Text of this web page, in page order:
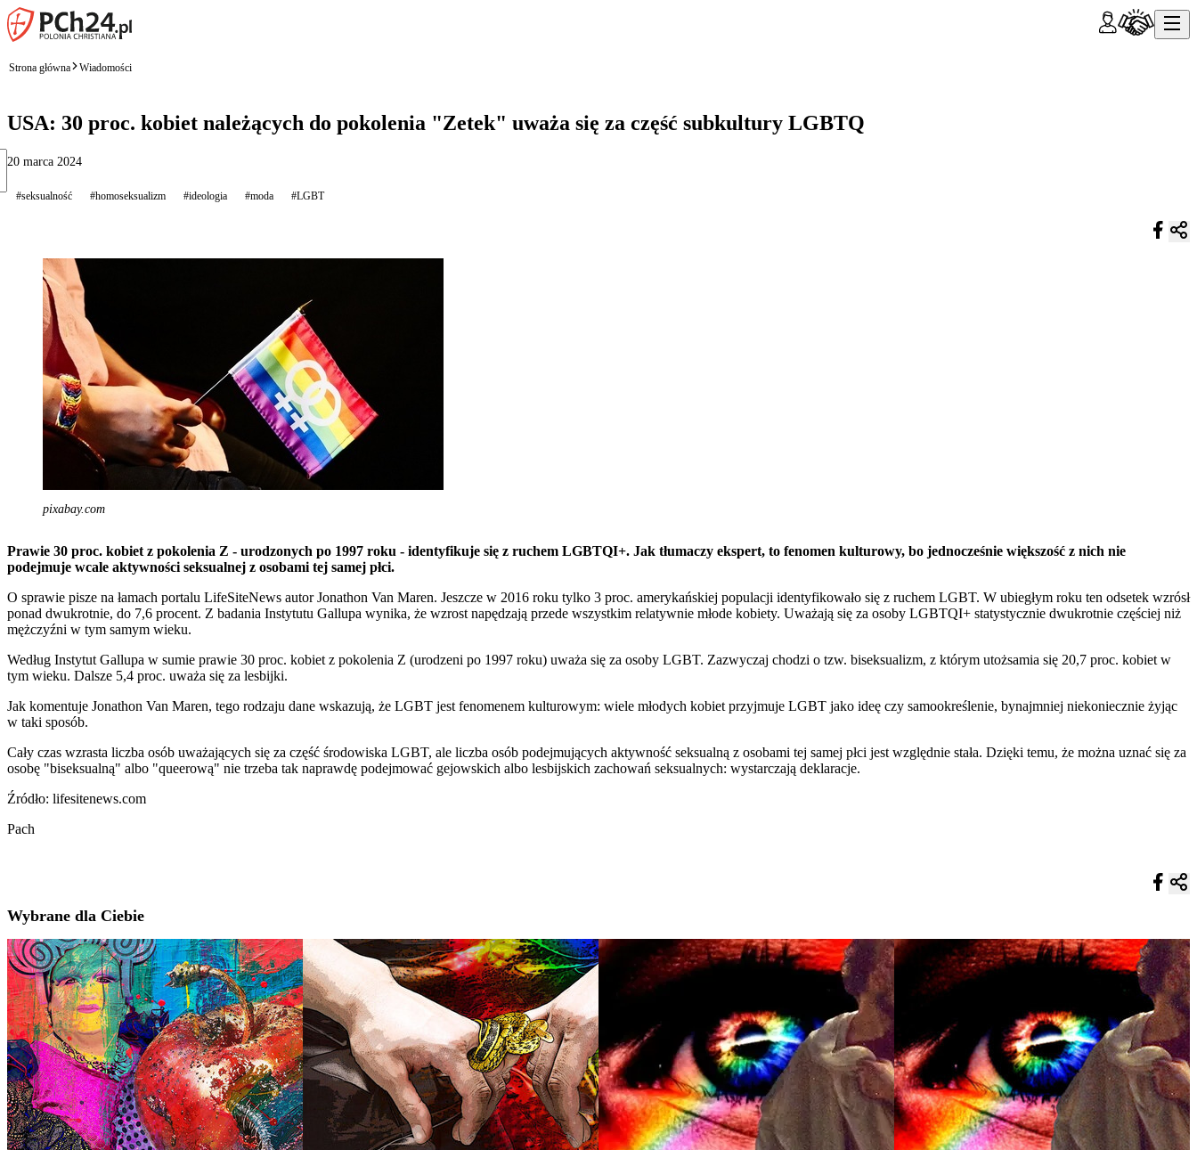
Strona główna Wiadomości
USA: 30 proc. kobiet należących do pokolenia "Zetek" uważa się za część subkultury LGBTQ
20 marca 2024
#seksualność #homoseksualizm #ideologia #moda #LGBT
pixabay.com
Prawie 30 proc. kobiet z pokolenia Z - urodzonych po 1997 roku - identyfikuje się z ruchem LGBTQI+. Jak tłumaczy ekspert, to fenomen kulturowy, bo jednocześnie większość z nich nie
podejmuje wcale aktywności seksualnej z osobami tej samej płci.
O sprawie pisze na łamach portalu LifeSiteNews autor Jonathon Van Maren. Jeszcze w 2016 roku tylko 3 proc. amerykańskiej populacji identyfikowało się z ruchem LGBT. W ubiegłym roku ten odsetek wzrósł
ponad dwukrotnie, do 7,6 procent. Z badania Instytutu Gallupa wynika, że wzrost napędzają przede wszystkim relatywnie młode kobiety. Uważają się za osoby LGBTQI+ statystycznie dwukrotnie częściej niż
mężczyźni w tym samym wieku.
Według Instytut Gallupa w sumie prawie 30 proc. kobiet z pokolenia Z (urodzeni po 1997 roku) uważa się za osoby LGBT. Zazwyczaj chodzi o tzw. biseksualizm, z którym utożsamia się 20,7 proc. kobiet w
tym wieku. Dalsze 5,4 proc. uważa się za lesbijki.
Jak komentuje Jonathon Van Maren, tego rodzaju dane wskazują, że LGBT jest fenomenem kulturowym: wiele młodych kobiet przyjmuje LGBT jako ideę czy samookreślenie, bynajmniej niekoniecznie żyjąc
w taki sposób.
Cały czas wzrasta liczba osób uważających się za część środowiska LGBT, ale liczba osób podejmujących aktywność seksualną z osobami tej samej płci jest względnie stała. Dzięki temu, że można uznać się za
osobę "biseksualną" albo "queerową" nie trzeba tak naprawdę podejmować gejowskich albo lesbijskich zachowań seksualnych: wystarczają deklaracje.
Źródło: lifesitenews.com
Pach
Wybrane dla Ciebie